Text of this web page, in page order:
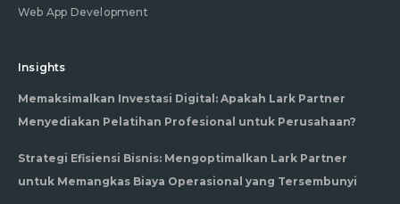
Web App Development
Insights
Memaksimalkan Investasi Digital: Apakah Lark Partner
Menyediakan Pelatihan Profesional untuk Perusahaan?
Strategi Efisiensi Bisnis: Mengoptimalkan Lark Partner
untuk Memangkas Biaya Operasional yang Tersembunyi